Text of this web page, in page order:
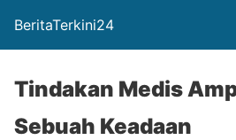
BeritaTerkini24
Tindakan Medis
Sebuah Keadaan